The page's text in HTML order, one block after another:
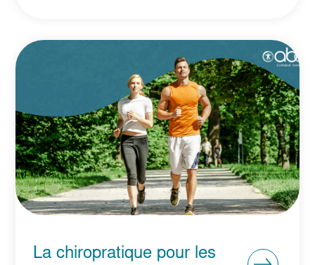
La chiropratique pour les